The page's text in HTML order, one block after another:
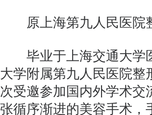
原上海第九人民医院
毕业于上海交通大学
大学附属第九人民医院整
次受邀参加国内外学术
张循序渐进的美容手术，